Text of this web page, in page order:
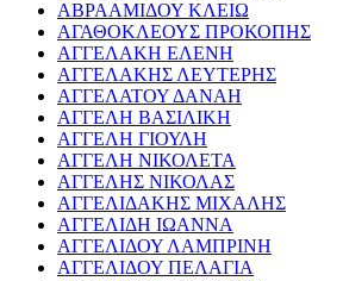
ΑΒΡΑΑΜΙΔΟΥ ΚΛΕΙΩ
ΑΓΑΘΟΚΛΕΟΥΣ ΠΡΟΚΟΠΗΣ
ΑΓΓΕΛΑΚΗ ΕΛΕΝΗ
ΑΓΓΕΛΑΚΗΣ ΛΕΥΤΕΡΗΣ
ΑΓΓΕΛΑΤΟΥ ΔΑΝΑΗ
ΑΓΓΕΛΗ ΒΑΣΙΛΙΚΗ
ΑΓΓΕΛΗ ΓΙΟΥΛΗ
ΑΓΓΕΛΗ ΝΙΚΟΛΕΤΑ
ΑΓΓΕΛΗΣ ΝΙΚΟΛΑΣ
ΑΓΓΕΛΙΔΑΚΗΣ ΜΙΧΑΛΗΣ
ΑΓΓΕΛΙΔΗ ΙΩΑΝΝΑ
ΑΓΓΕΛΙΔΟΥ ΛΑΜΠΡΙΝΗ
ΑΓΓΕΛΙΔΟΥ ΠΕΛΑΓΙΑ